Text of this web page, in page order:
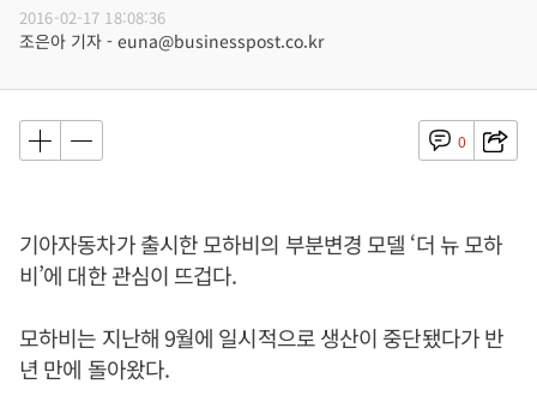
2016-02-17 18:08:36
조은아 기자 - euna@businesspost.co.kr
0
기아자동차가 출시한 모하비의 부분변경 모델 ‘더 뉴 모하
비’에 대한 관심이 뜨겁다.
모하비는 지난해 9월에 일시적으로 생산이 중단됐다가 반
년 만에 돌아왔다.